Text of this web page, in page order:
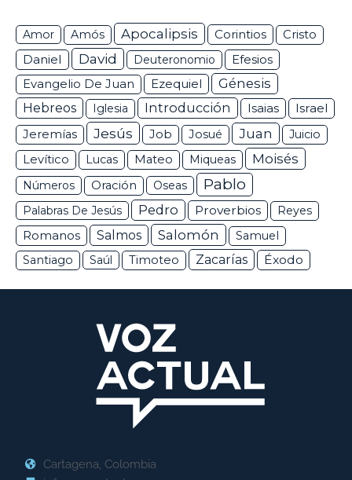
Amor Amós Apocalipsis Corintios Cristo
Daniel David Deuteronomio Efesios
Evangelio De Juan Ezequiel
Génesis
Hebreos
Iglesia Introducción Isaias Israel
Jeremías Jesús Job Josué Juan
Juicio
Levítico
Lucas Mateo Miqueas Moisés
Números Oración Oseas Pablo
Palabras De Jesús Pedro Proverbios Reyes
Romanos Salmos Salomón
Samuel
Santiago
Saúl Timoteo Zacarías Éxodo
Cartagena, Colombia